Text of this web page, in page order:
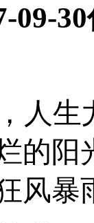
09-30
人生
的阳
风